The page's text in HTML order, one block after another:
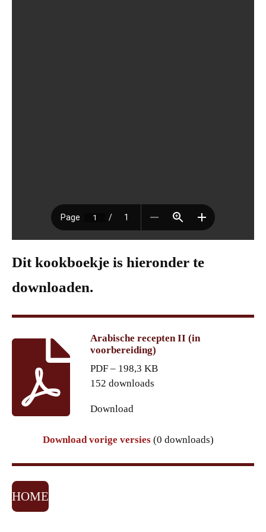
Dit kookboekje is hieronder te
downloaden.
Arabische recepten II (in
voorbereiding)
PDF – 198,3 KB
152 downloads
Download
Download vorige versies (0 downloads)
HOME